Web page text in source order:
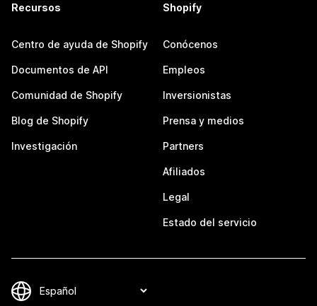
Recursos
Centro de ayuda de Shopify
Documentos de API
Comunidad de Shopify
Blog de Shopify
Investigación
Shopify
Conócenos
Empleos
Inversionistas
Prensa y medios
Partners
Afiliados
Legal
Estado del servicio